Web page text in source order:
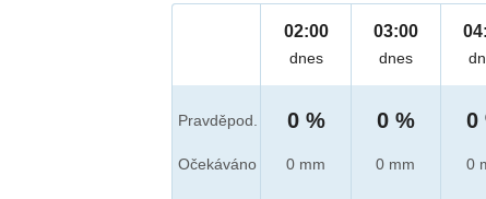
Pravděpod.
Očekáváno
02:00
dnes
0 %
0 mm
03:00
dnes
0 %
0 mm
0
0